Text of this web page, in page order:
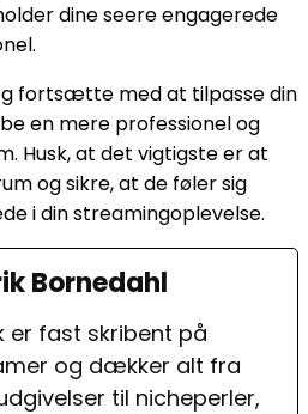
dine seere engagerede
fortsætte med at tilpasse din
en mere professionel og
Husk, at det vigtigste er at
og sikre, at de føler sig
i din streamingoplevelse.
Bornedahl
er fast skribent på
og dækker alt fra
til nicheperler,